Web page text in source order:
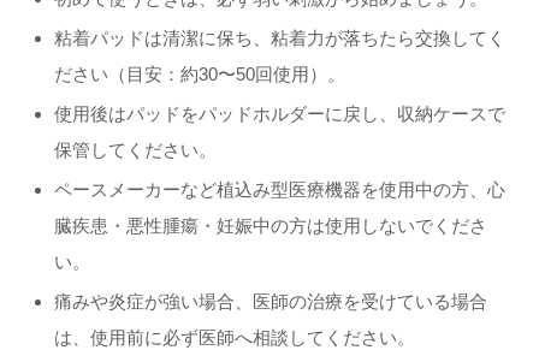
粘着パッドは清潔に保ち、粘着力が落ちたら交換してく
ださい（目安：約30〜50回使用）。
使用後はパッドをパッドホルダーに戻し、収納ケースで
保管してください。
ペースメーカーなど植込み型医療機器を使用中の方、心
臓疾患・悪性腫瘍・妊娠中の方は使用しないでくださ
い。
痛みや炎症が強い場合、医師の治療を受けている場合
は、使用前に必ず医師へ相談してください。